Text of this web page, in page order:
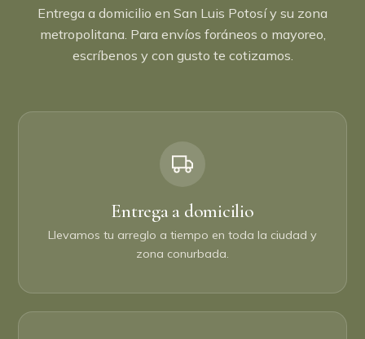
Entrega a domicilio en San Luis Potosí y su zona
metropolitana. Para envíos foráneos o mayoreo,
escríbenos y con gusto te cotizamos.
Entrega a domicilio
Llevamos tu arreglo a tiempo en toda la ciudad y
zona conurbada.